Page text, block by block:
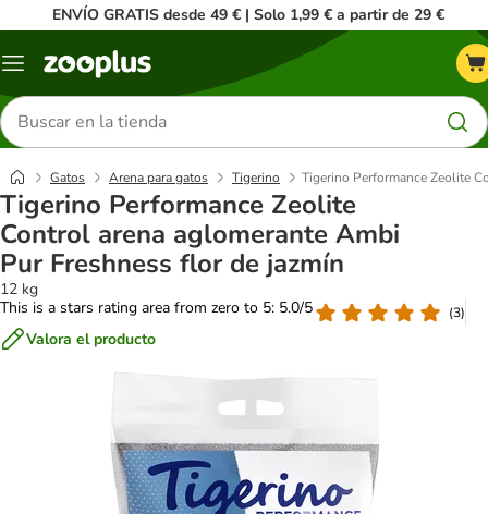
ENVÍO GRATIS desde 49 € | Solo 1,99 € a partir de 29 €
Menú
Buscar
productos
Gatos Arena para gatos Tigerino Tigerino Performance Zeolite
Tigerino Performance Zeolite
Control arena aglomerante Ambi
Pur Freshness flor de jazmín
12 kg
This is a stars rating area from zero to 5: 5.0/5
(3)
Valora el producto